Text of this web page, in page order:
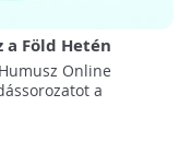
a Föld Hetén
Online
a